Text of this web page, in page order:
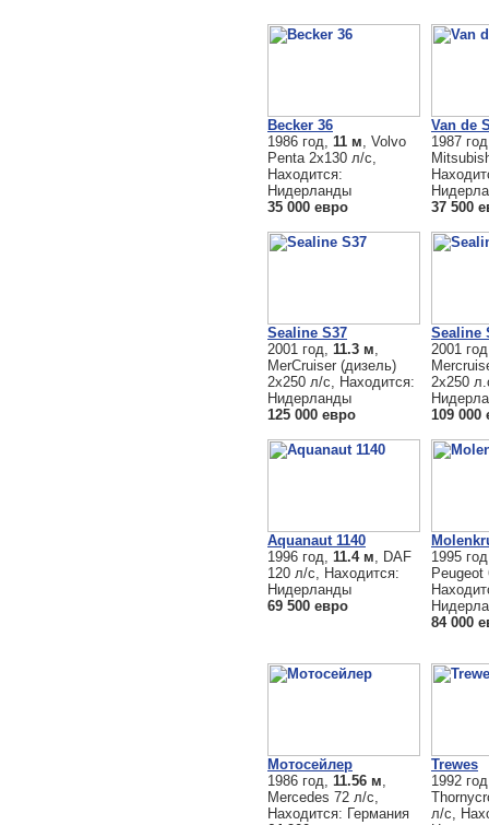
Becker 36
1986 год, 11 м , Volvo
Penta 2х130 л/с,
Находится:
Нидерланды
35 000 евро
Van de
1987
37 500
Sealine S37
2001 год, 11.3 м
MerCruiser (дизель)
2x250 л/с, Находится:
Нидерланды
125 000 евро
Sealine
2001
2х250
109 000
Aquanaut 1140
1996 год, 11.4 м , DAF
120 л/с, Находится:
Нидерланды
69 500 евро
1995
Peugeot
84 000
Мотосейлер
1986 год, 11.56 м
Mercedes 72 л/с,
Находится: Германия
Trewes
1992
л/с,